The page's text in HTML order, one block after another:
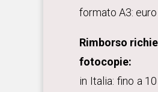
formato A3:
Rimborso
fotocopie:
in Italia: fino a